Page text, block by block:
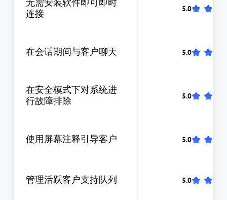
连接
在会话期间与客户聊天
在安全模式下对系统进
行故障排除
使用屏幕注释引导客户
管理活跃客户支持队列